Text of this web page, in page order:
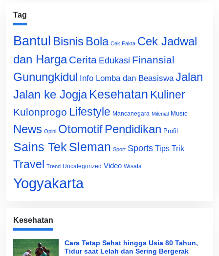
Tag
Bantul Bisnis Bola Cek Fakta Cek Jadwal
dan Harga Cerita Edukasi Finansial
Gunungkidul Info Lomba dan Beasiswa Jalan
Jalan ke Jogja Kesehatan Kuliner
Kulonprogo Lifestyle Mancanegara Milenial Music
News Opini Otomotif Pendidikan Profil
Sains Tek Sleman Sport Sports Tips Trik
Travel Trend Uncategorized Video Wisata
Yogyakarta
Kesehatan
Cara Tetap Sehat hingga Usia 80 Tahun,
Tidur saat Lelah dan Sering Bergerak